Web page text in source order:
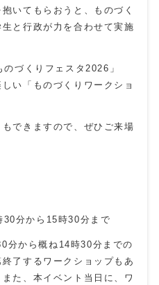
いてもらおうと、ものづく
と行政が力を合わせて実施
づくりフェスタ2026」
い「ものづくりワークショ
できますので、ぜひご来場
分から15時30分まで
分から概ね14時30分までの
了するワークショップもあ
た、本イベント当日に、ワ